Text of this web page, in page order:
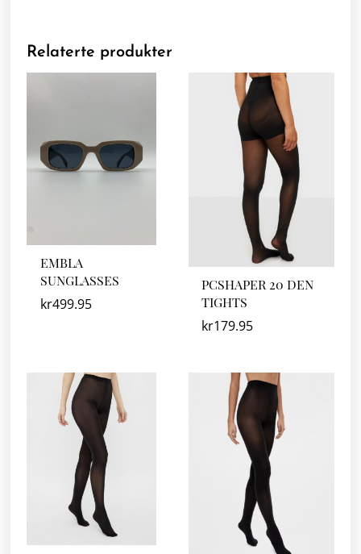
Relaterte produkter
EMBLA
SUNGLASSES
kr499.95
PCSHAPER 20 DEN
TIGHTS
kr179.95